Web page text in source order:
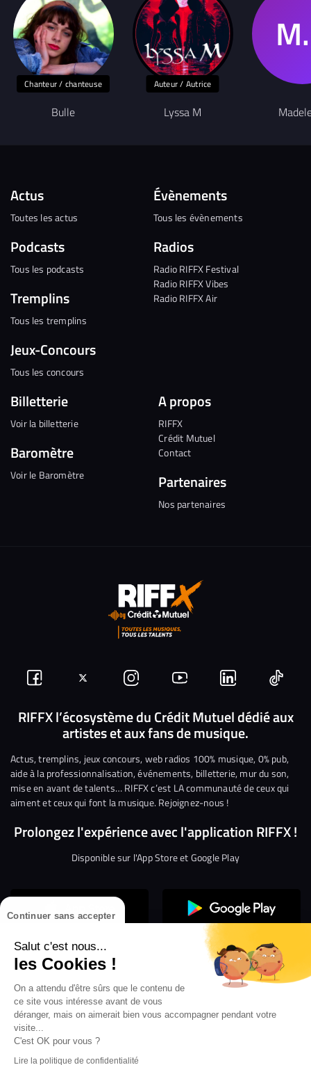
Continuer sans accepter
Salut c'est nous...
les Cookies !
On a attendu d'être sûrs que le contenu de
ce site vous intéresse avant de vous
déranger, mais on aimerait bien vous accompagner pendant votre
visite...
C'est OK pour vous ?
Lire la politique de confidentialité
Chanteur / chanteuse
Bulle
Auteur / Autrice
Lyssa M
Actus
Toutes les actus
Podcasts
Tous les podcasts
Tremplins
Tous les tremplins
Jeux-Concours
Tous les concours
Évènements
Tous les évènements
Radios
Radio RIFFX Festival
Radio RIFFX Vibes
Radio RIFFX Air
Billetterie
Voir la billetterie
Baromètre
Voir le Baromètre
A propos
RIFFX
Crédit Mutuel
Contact
Partenaires
Nos partenaires
Suivez-
nous
Facebook
Suivez-
nous
sur
Twitter
Nous
rejoindre
sur
Instagram
Nous
rejoindre
sur
YouTube
Nous
rejoindre
sur
Linkedin
Nous
RIFFX l’écosystème du Crédit Mutuel dédié aux
artistes et aux fans de musique.
Actus, tremplins, jeux concours, web radios 100% musique, 0% pub,
aide à la professionnalisation, événements, billetterie, mur du son,
mise en avant de talents… RIFFX c’est LA communauté de ceux qui
aiment et ceux qui font la musique. Rejoignez-nous !
Prolongez l'expérience avec l'application RIFFX !
Disponible sur l'App Store et Google Play
Confidentialité
Gestion des cookies
Conditions générales d’utilisation
Mentions légales
les webradios RIFFX
en exclusivité sur VIBES le titre de la révé